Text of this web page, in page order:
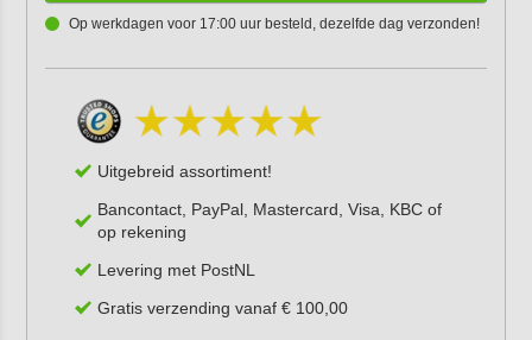
Op werkdagen voor 17:00 uur besteld, dezelfde dag verzonden!
Uitgebreid assortiment!
Bancontact, PayPal, Mastercard, Visa, KBC of
op rekening
Levering met PostNL
Gratis verzending vanaf € 100,00